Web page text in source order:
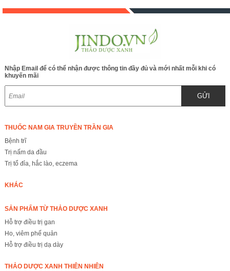
Nhập Email để có thể nhận được thông tin đầy đủ và mới nhất mỗi khi có
khuyến mãi
GỬI
THUỐC NAM GIA TRUYỀN TRẦN GIA
Bệnh trĩ
Trị nấm da đầu
Trị tổ đỉa, hắc lào, eczema
KHÁC
SẢN PHẨM TỪ THẢO DƯỢC XANH
Hỗ trợ điều trị gan
Ho, viêm phế quản
Hỗ trợ điều trị dạ dày
THẢO DƯỢC XANH THIÊN NHIÊN